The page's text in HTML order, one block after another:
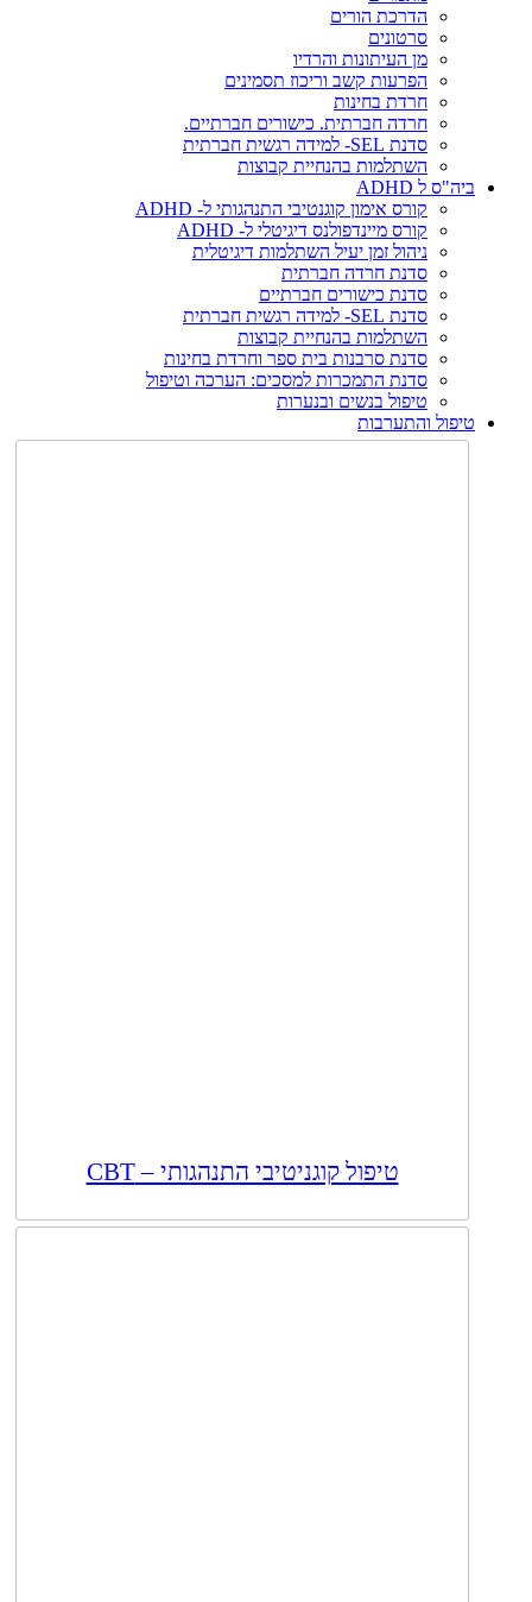
הדרכת הורים
סרטונים
מן העיתונות והרדיו
הפרעות קשב וריכוז תסמינים
חרדת בחינות
חרדה חברתית. כישורים חברתיים.
סדנת SEL- למידה רגשית חברתית
השתלמות בהנחיית קבוצות
ביה"ס ל ADHD
קורס אימון קוגנטיבי התנהגותי ל- ADHD
קורס מיינדפולנס דיגיטלי ל- ADHD
ניהול זמן יעיל השתלמות דיגיטלית
סדנת חרדה חברתית
סדנת כישורים חברתיים
סדנת SEL- למידה רגשית חברתית
השתלמות בהנחיית קבוצות
סדנת סרבנות בית ספר וחרדת בחינות
סדנת התמכרות למסכים: הערכה וטיפול
טיפול בנשים ובנערות
טיפול והתערבות
טיפול קוגניטיבי התנהגותי – CBT